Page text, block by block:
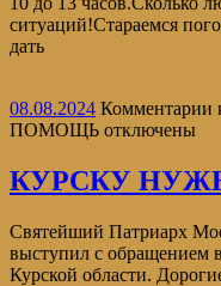
ситуаций!Стараемся
дать
08.08.2024 Комментарии
ПОМОЩЬ отключены
КУРСКУ
Святейший Патриарх
выступил с обращением
Курской области.